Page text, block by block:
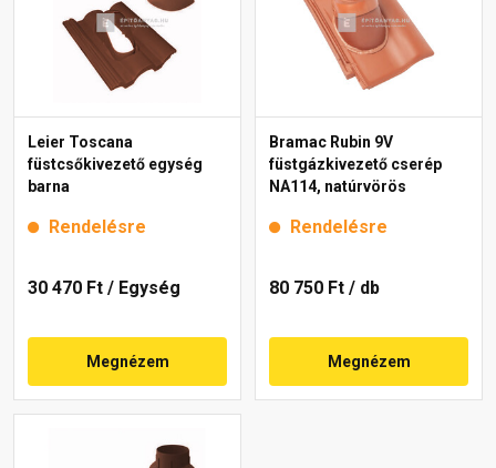
Leier Toscana
füstcsőkivezető egység
barna
Rendelésre
30 470 Ft / Egység
Megnézem
Bramac Rubin 9V
füstgázkivezető cserép
NA114, natúrvörös
Rendelésre
80 750 Ft / db
Megnézem